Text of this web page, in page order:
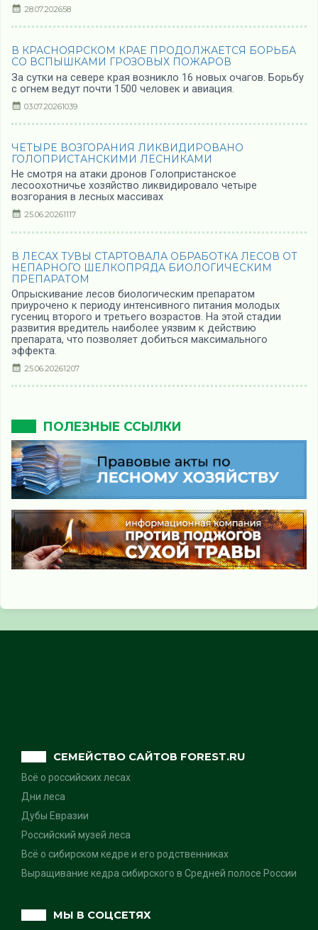
28.07.202658
В КРАСНОЯРСКОМ КРАЕ ПРОДОЛЖАЕТСЯ БОРЬБА
СО ВСПЫШКАМИ ГРОЗОВЫХ ПОЖАРОВ
За сутки на севере края возникло 16 новых очагов. Борьбу
с огнем ведут почти 1500 человек и авиация.
03.07.20261039
ЧЕТЫРЕ ВОЗГОРАНИЯ ЛИКВИДИРОВАНО
ГОЛОПРИСТАНСКИМИ ЛЕСНИКАМИ
Не смотря на атаки дронов Голопристанское
лесоохотничье хозяйство ликвидировало четыре
возгорания в лесных массивах
25.06.20261117
В ЛЕСАХ ТУВЫ СТАРТОВАЛА ОБРАБОТКА ЛЕСОВ ОТ
НЕПАРНОГО ШЕЛКОПРЯДА БИОЛОГИЧЕСКИМ
ПРЕПАРАТОМ
Опрыскивание лесов биологическим препаратом
приурочено к периоду интенсивного питания молодых
гусениц второго и третьего возрастов. На этой стадии
развития вредитель наиболее уязвим к действию
препарата, что позволяет добиться максимального
эффекта.
25.06.20261207
ПОЛЕЗНЫЕ ССЫЛКИ
СЕМЕЙСТВО САЙТОВ FOREST.RU
Всё о российских лесах
Дни леса
Дубы Евразии
Российский музей леса
Всё о сибирском кедре и его родственниках
Выращивание кедра сибирского в Средней полосе России
МЫ В СОЦСЕТЯХ